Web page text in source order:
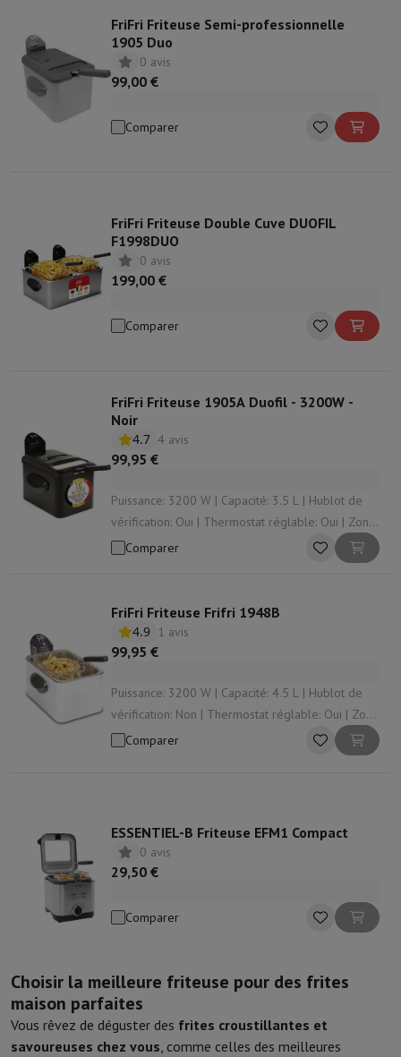
FriFri Friteuse Semi-professionnelle
1905 Duo
0 avis
99,00 €
Comparer
FriFri Friteuse Double Cuve DUOFIL
F1998DUO
0 avis
199,00 €
Comparer
FriFri Friteuse 1905A Duofil - 3200W -
Noir
4.7 4 avis
99,95 €
Puissance: 3200 W | Capacité: 3.5 L | Hublot de
vérification: Oui | Thermostat réglable: Oui | Zone
froide: Oui
Comparer
FriFri Friteuse Frifri 1948B
4.9 1 avis
99,95 €
Puissance: 3200 W | Capacité: 4.5 L | Hublot de
vérification: Non | Thermostat réglable: Oui | Zone
froide: Oui
Comparer
ESSENTIEL-B Friteuse EFM1 Compact
0 avis
29,50 €
Comparer
Choisir la meilleure friteuse pour des frites
maison parfaites
Vous rêvez de déguster des frites croustillantes et
savoureuses chez vous, comme celles des meilleures